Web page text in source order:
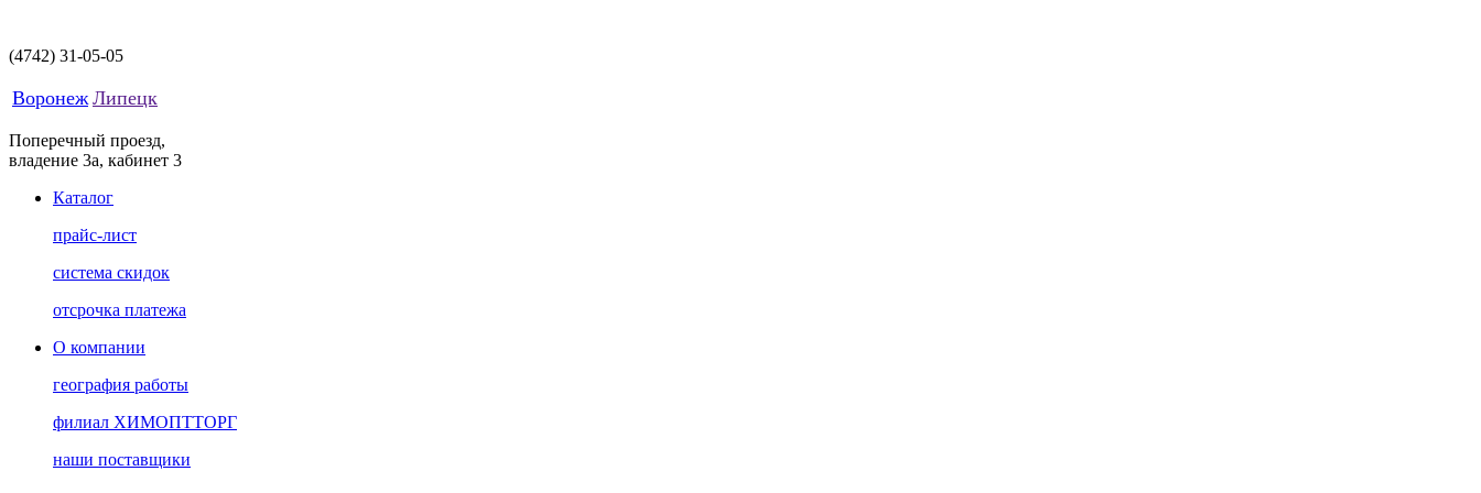
(4742) 31-05-05
Воронеж Липецк
Поперечный проезд,
владение 3а, кабинет 3
Каталог
прайс-лист
система скидок
отсрочка платежа
О компании
география работы
филиал ХИМОПТТОРГ
наши поставщики